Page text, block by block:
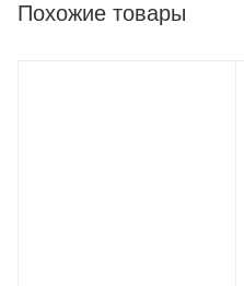
Похожие товары